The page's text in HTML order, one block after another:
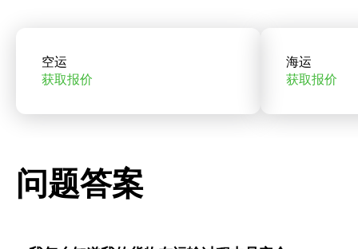
空运
获取报价
海运
获取报价
问题答案